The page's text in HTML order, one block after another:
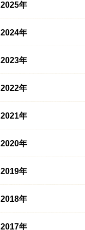
2025年
2024年
2023年
2022年
2021年
2020年
2019年
2018年
2017年